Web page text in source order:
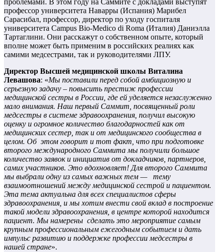
проблемами. В этом году на Саммите с докладами выступят
профессор университета Наварры (Испания) Марибел
Сарасибал, профессор, директор по уходу госпиталя
университета Campus Bio-Medico di Roma (Италия) Даниэлла
Тартаглини. Они расскажут о собственном опыте, который
вполне может быть применим в российских реалиях как
самими медсестрами, так и руководителями ЛПУ.
Директор Высшей медицинской школы Виталина
Левашова: «Мы поставили перед собой амбициозную и
серьезную задачу – повысить престиж профессии
медицинской сестры в России, где ей уделяется незаслуженно
мало внимания. Наш первый Саммит, посвященный роли
медсестры в системе здравоохранения, получил высокую
оценку и огромное количество благодарностей как от
медицинских сестер, так и от медицинского сообщества в
целом. Об этом говорит и тот факт, что при подготовке
второго международного Саммита мы получили большое
количество заявок и инициатив от докладчиков, партнеров,
самих участников. Это вдохновляет! Для второго Саммита
мы выбрали одну из самых важных тем — тему
взаимоотношений между медицинской сестрой и пациентом.
Эта тема актуальна для всех специалистов сферы
здравоохранения, и мы хотим внести свой вклад в построение
такой модели здравоохранения, в центре которой находится
пациент. Мы намерены сделать это мероприятие самым
крупным профессиональным ежегодным событием и дать
импульс развитию и поддержке профессии медсестры в
нашей стране».